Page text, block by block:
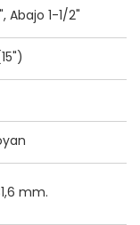
Abajo 1-1/2"
mm.